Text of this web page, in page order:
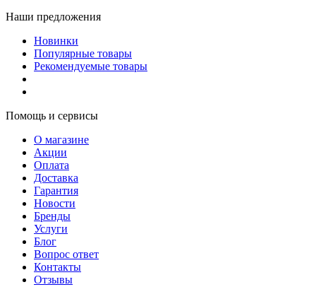
Наши предложения
Новинки
Популярные товары
Рекомендуемые товары
Помощь и сервисы
О магазине
Акции
Оплата
Доставка
Гарантия
Новости
Бренды
Услуги
Блог
Вопрос ответ
Контакты
Отзывы